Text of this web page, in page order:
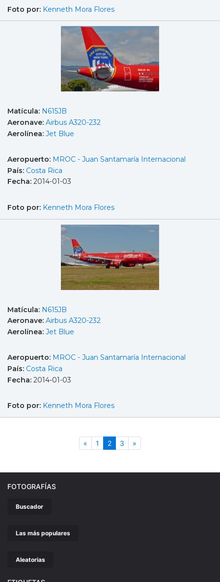
Foto por: Kenneth Mora Flores
Matícula: N615JB
Aeronave: Airbus A320-232
Aerolínea: Jet Blue
Aeropuerto: MROC - Juan Santamaría Internacional
País: Costa Rica
Fecha: 2014-01-03
Foto por: Kenneth Mora Flores
Matícula: N615JB
Aeronave: Airbus A320-232
Aerolínea: Jet Blue
Aeropuerto: MROC - Juan Santamaría Internacional
País: Costa Rica
Fecha: 2014-01-03
Foto por: Kenneth Mora Flores
« Anterior
1 2(actual)
3 »
FOTOGRAFÍAS
Buscador
Las más populares
Aleatorias